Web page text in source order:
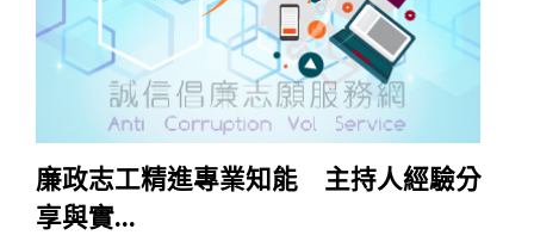
廉政志工精進專業知能 主持人經驗分
享與實...